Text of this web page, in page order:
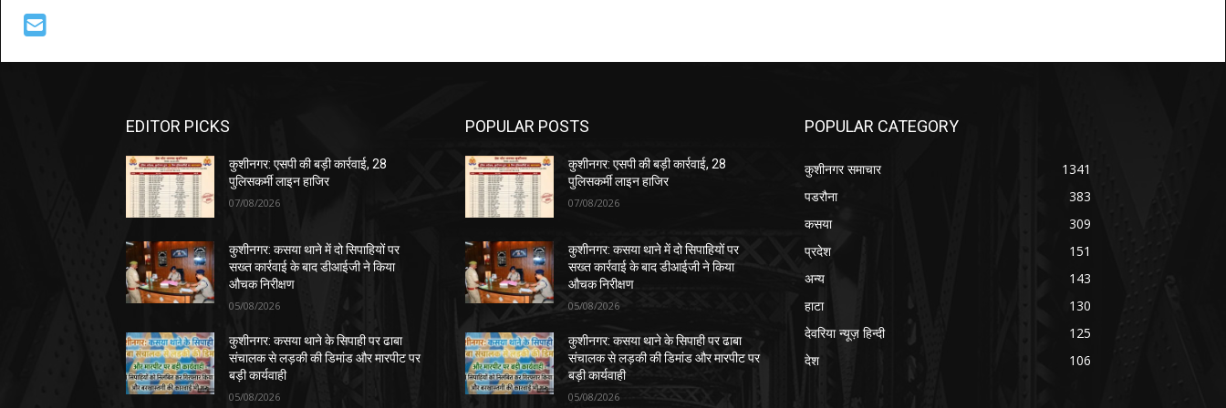
EDITOR PICKS
कुशीनगर: एसपी की बड़ी कार्रवाई, 28
पुलिसकर्मी लाइन हाजिर
07/08/2026
कुशीनगर: कसया थाने में दो सिपाहियों पर
सख्त कार्रवाई के बाद डीआईजी ने किया
औचक निरीक्षण
05/08/2026
कुशीनगर: कसया थाने के सिपाही पर ढाबा
संचालक से लड़की की डिमांड और मारपीट पर
बड़ी कार्यवाही
05/08/2026
POPULAR POSTS
कुशीनगर: एसपी की बड़ी कार्रवाई, 28
पुलिसकर्मी लाइन हाजिर
07/08/2026
कुशीनगर: कसया थाने में दो सिपाहियों पर
सख्त कार्रवाई के बाद डीआईजी ने किया
औचक निरीक्षण
05/08/2026
कुशीनगर: कसया थाने के सिपाही पर ढाबा
संचालक से लड़की की डिमांड और मारपीट पर
बड़ी कार्यवाही
05/08/2026
POPULAR CATEGORY
कुशीनगर समाचार
1341
पडरौना
383
कसया
309
प्रदेश
151
अन्य
143
हाटा
130
देवरिया न्यूज़ हिन्दी
125
देश
106